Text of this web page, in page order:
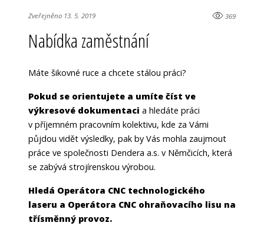
Zveřejněno 13. 5. 2019 369
Nabídka zaměstnání
Máte šikovné ruce a chcete stálou práci?
Pokud se orientujete a umíte číst ve
výkresové dokumentaci a hledáte práci
v příjemném pracovním kolektivu, kde za Vámi
půjdou vidět výsledky, pak by Vás mohla zaujmout
práce ve společnosti Dendera a.s. v Němčicích, která
se zabývá strojírenskou výrobou.
Hledá Operátora CNC technologického
laseru a Operátora CNC ohraňovacího lisu na
třísměnný provoz.